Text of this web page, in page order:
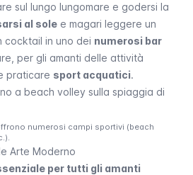
sul lungo lungomare e godersi la
al sole e magari leggere un
cocktail in uno dei numerosi bar
per gli amanti delle attività
praticare sport acquatici.
numerosi campi sportivi (beach
Arte Moderno
per tutti gli amanti